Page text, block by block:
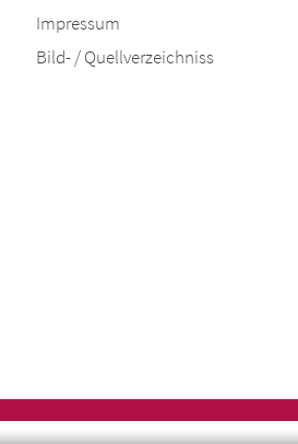
Impressum
Bild- / Quellverzeichniss